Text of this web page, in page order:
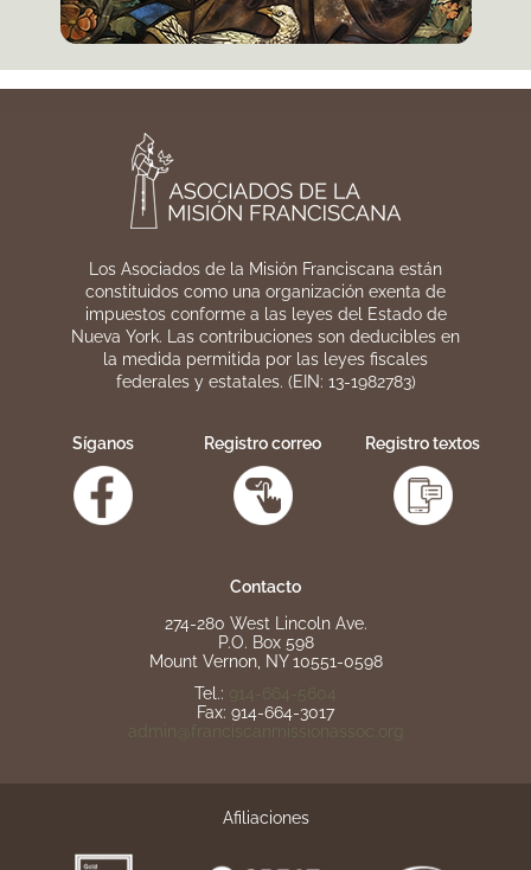
Los Asociados de la Misión Franciscana están
constituidos como una organización exenta de
impuestos conforme a las leyes del Estado de
Nueva York. Las contribuciones son deducibles en
la medida permitida por las leyes fiscales
federales y estatales. (EIN: 13-1982783)
Síganos Registro correo Registro textos
Contacto
274-280 West Lincoln Ave.
P.O. Box 598
Mount Vernon, NY 10551-0598
Tel.:
914-664-5604
Fax: 914-664-3017
admin@franciscanmissionassoc.org
Afiliaciones